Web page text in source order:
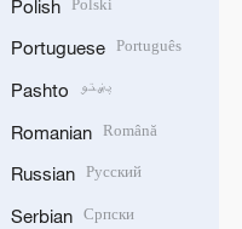
Polish
Portuguese Português
Pashto پښتو
Romanian Română
Russian Русский
Serbian Српски